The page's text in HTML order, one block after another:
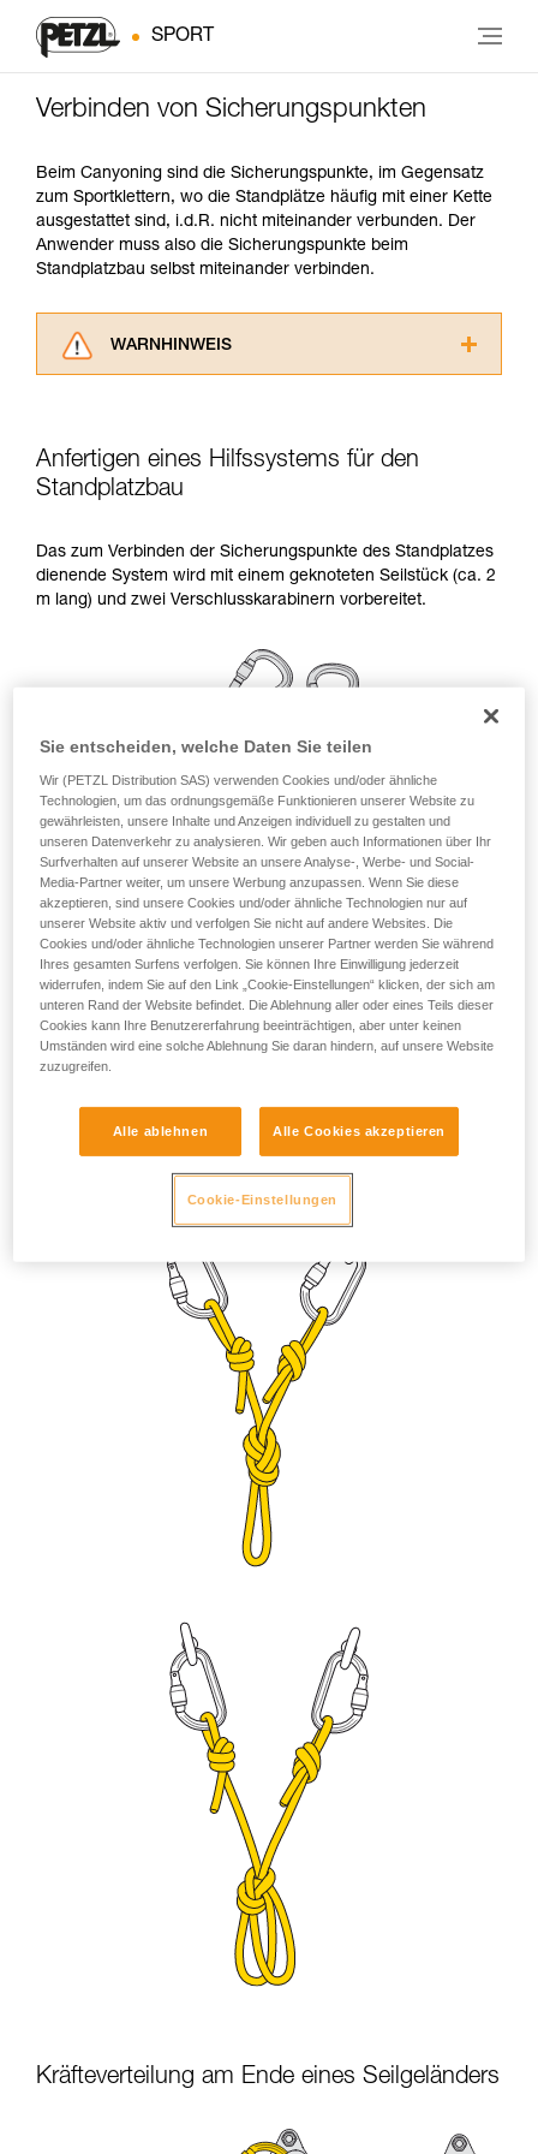
SPORT
Verbinden von Sicherungspunkten
Beim Canyoning sind die Sicherungspunkte, im Gegensatz
zum Sportklettern, wo die Standplätze häufig mit einer Kette
ausgestattet sind, i.d.R. nicht miteinander verbunden. Der
Anwender muss also die Sicherungspunkte beim
Standplatzbau selbst miteinander verbinden.
WARNHINWEIS
ziehen. Um diese Zusatzinformationen
verstehen zu können, müssen Sie zuerst die in
Die Beherrschung dieser Techniken setzt eine
entsprechende Ausbildung und ein spezielles
Training voraus. Prüfen Sie zusammen mit
Vorgang alleine sicher zu wiederholen, bevor
Sie ihn eigenständig durchführen.
noch andere Techniken, die hier nicht
beschrieben werden.
Anfertigen eines Hilfssystems für den
Standplatzbau
Das zum Verbinden der Sicherungspunkte des Standplatzes
dienende System wird mit einem geknoteten Seilstück (ca. 2
m lang) und zwei Verschlusskarabinern vorbereitet.
Kräfteverteilung an einem einfachen
Standplatz
Vibration zu verhindern. Passen Sie die Länge mit einem
Kräfteverteilung am Ende eines Seilgeländers
Sie entscheiden, welche Daten Sie teilen
Wir (PETZL Distribution SAS) verwenden Cookies und/oder ähnliche
Technologien, um das ordnungsgemäße Funktionieren unserer Website zu
gewährleisten, unsere Inhalte und Anzeigen individuell zu gestalten und
unseren Datenverkehr zu analysieren. Wir geben auch Informationen über Ihr
Surfverhalten auf unserer Website an unsere Analyse-, Werbe- und Social-
Media-Partner weiter, um unsere Werbung anzupassen. Wenn Sie diese
akzeptieren, sind unsere Cookies und/oder ähnliche Technologien nur auf
unserer Website aktiv und verfolgen Sie nicht auf andere Websites. Die
Cookies und/oder ähnliche Technologien unserer Partner werden Sie während
Ihres gesamten Surfens verfolgen. Sie können Ihre Einwilligung jederzeit
widerrufen, indem Sie auf den Link „Cookie-Einstellungen“ klicken, der sich am
unteren Rand der Website befindet. Die Ablehnung aller oder eines Teils dieser
Cookies kann Ihre Benutzererfahrung beeinträchtigen, aber unter keinen
Umständen wird eine solche Ablehnung Sie daran hindern, auf unsere Website
zuzugreifen.
Alle ablehnen Alle Cookies akzeptieren
Cookie-Einstellungen